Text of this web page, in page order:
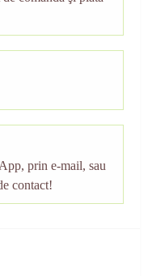
prin e-mail, sau
contact!